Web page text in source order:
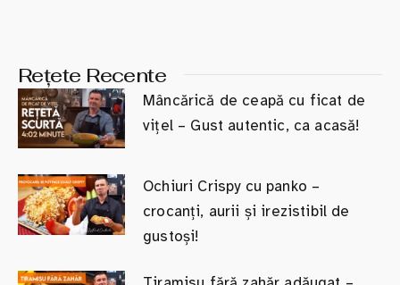
Rețete Recente
Mâncărică de ceapă cu ficat de
vițel – Gust autentic, ca acasă!
Ochiuri Crispy cu panko –
crocanți, aurii și irezistibil de
gustoși!